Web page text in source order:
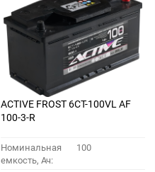
ACTIVE FROST 6СТ-100VL АF
100-3-R
Номинальная
емкость, Ач:
100